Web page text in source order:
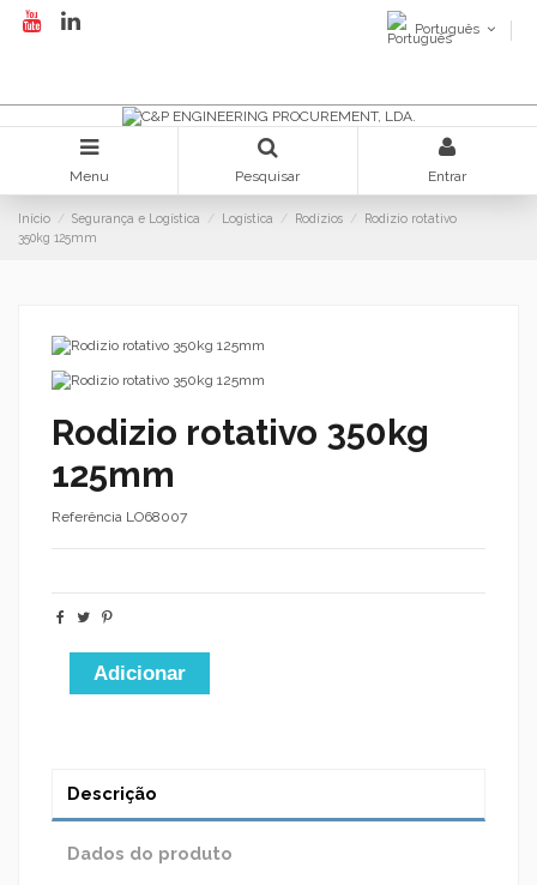
Português
Menu Pesquisar Entrar
Início Segurança e Logística Logística Rodízios
Rodizio rotativo
350kg 125mm
Rodizio rotativo 350kg
125mm
Referência LO68007
Adicionar
Descrição
Dados do produto